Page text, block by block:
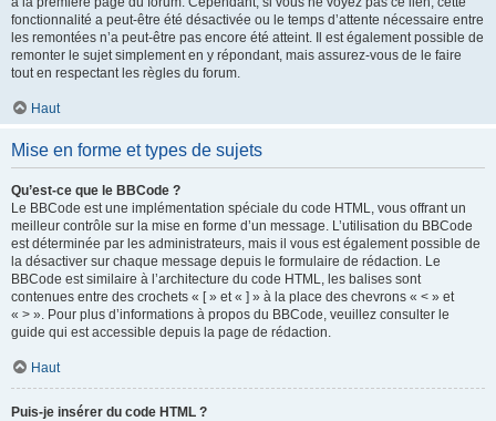
fonctionnalité a peut-être été désactivée ou le temps d’attente nécessaire entre
les remontées n’a peut-être pas encore été atteint. Il est également possible de
remonter le sujet simplement en y répondant, mais assurez-vous de le faire
tout en respectant les règles du forum.
Haut
Mise en forme et types de sujets
Qu’est-ce que le BBCode ?
Le BBCode est une implémentation spéciale du code HTML, vous offrant un
meilleur contrôle sur la mise en forme d’un message. L’utilisation du BBCode
est déterminée par les administrateurs, mais il vous est également possible de
la désactiver sur chaque message depuis le formulaire de rédaction. Le
BBCode est similaire à l’architecture du code HTML, les balises sont
contenues entre des crochets « [ » et « ] » à la place des chevrons « < » et
« > ». Pour plus d’informations à propos du BBCode, veuillez consulter le
guide qui est accessible depuis la page de rédaction.
Haut
Puis-je insérer du code HTML ?